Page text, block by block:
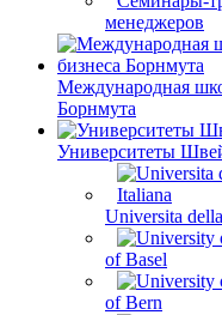
менеджеров
Международная
Борнмута
Университеты
Universita
of Basel
of Bern